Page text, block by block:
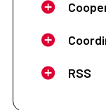
RSS